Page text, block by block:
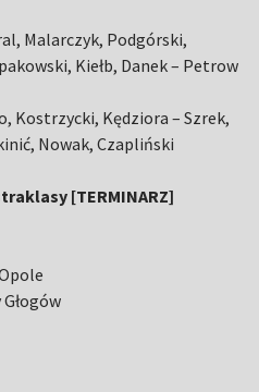
Malarczyk, Podgórski,
Kiełb, Danek – Petrow
Kostrzycki, Kędziora – Szrek,
Nowak, Czapliński
[TERMINARZ]